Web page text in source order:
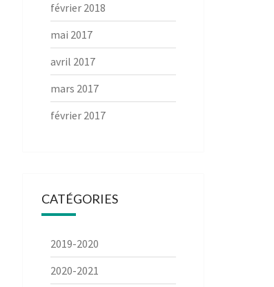
février 2018
mai 2017
avril 2017
mars 2017
février 2017
CATÉGORIES
2019-2020
2020-2021